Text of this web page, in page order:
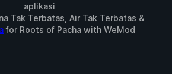
aplikasi
Tak Terbatas, Air Tak Terbatas &
for Roots of Pacha with WeMod